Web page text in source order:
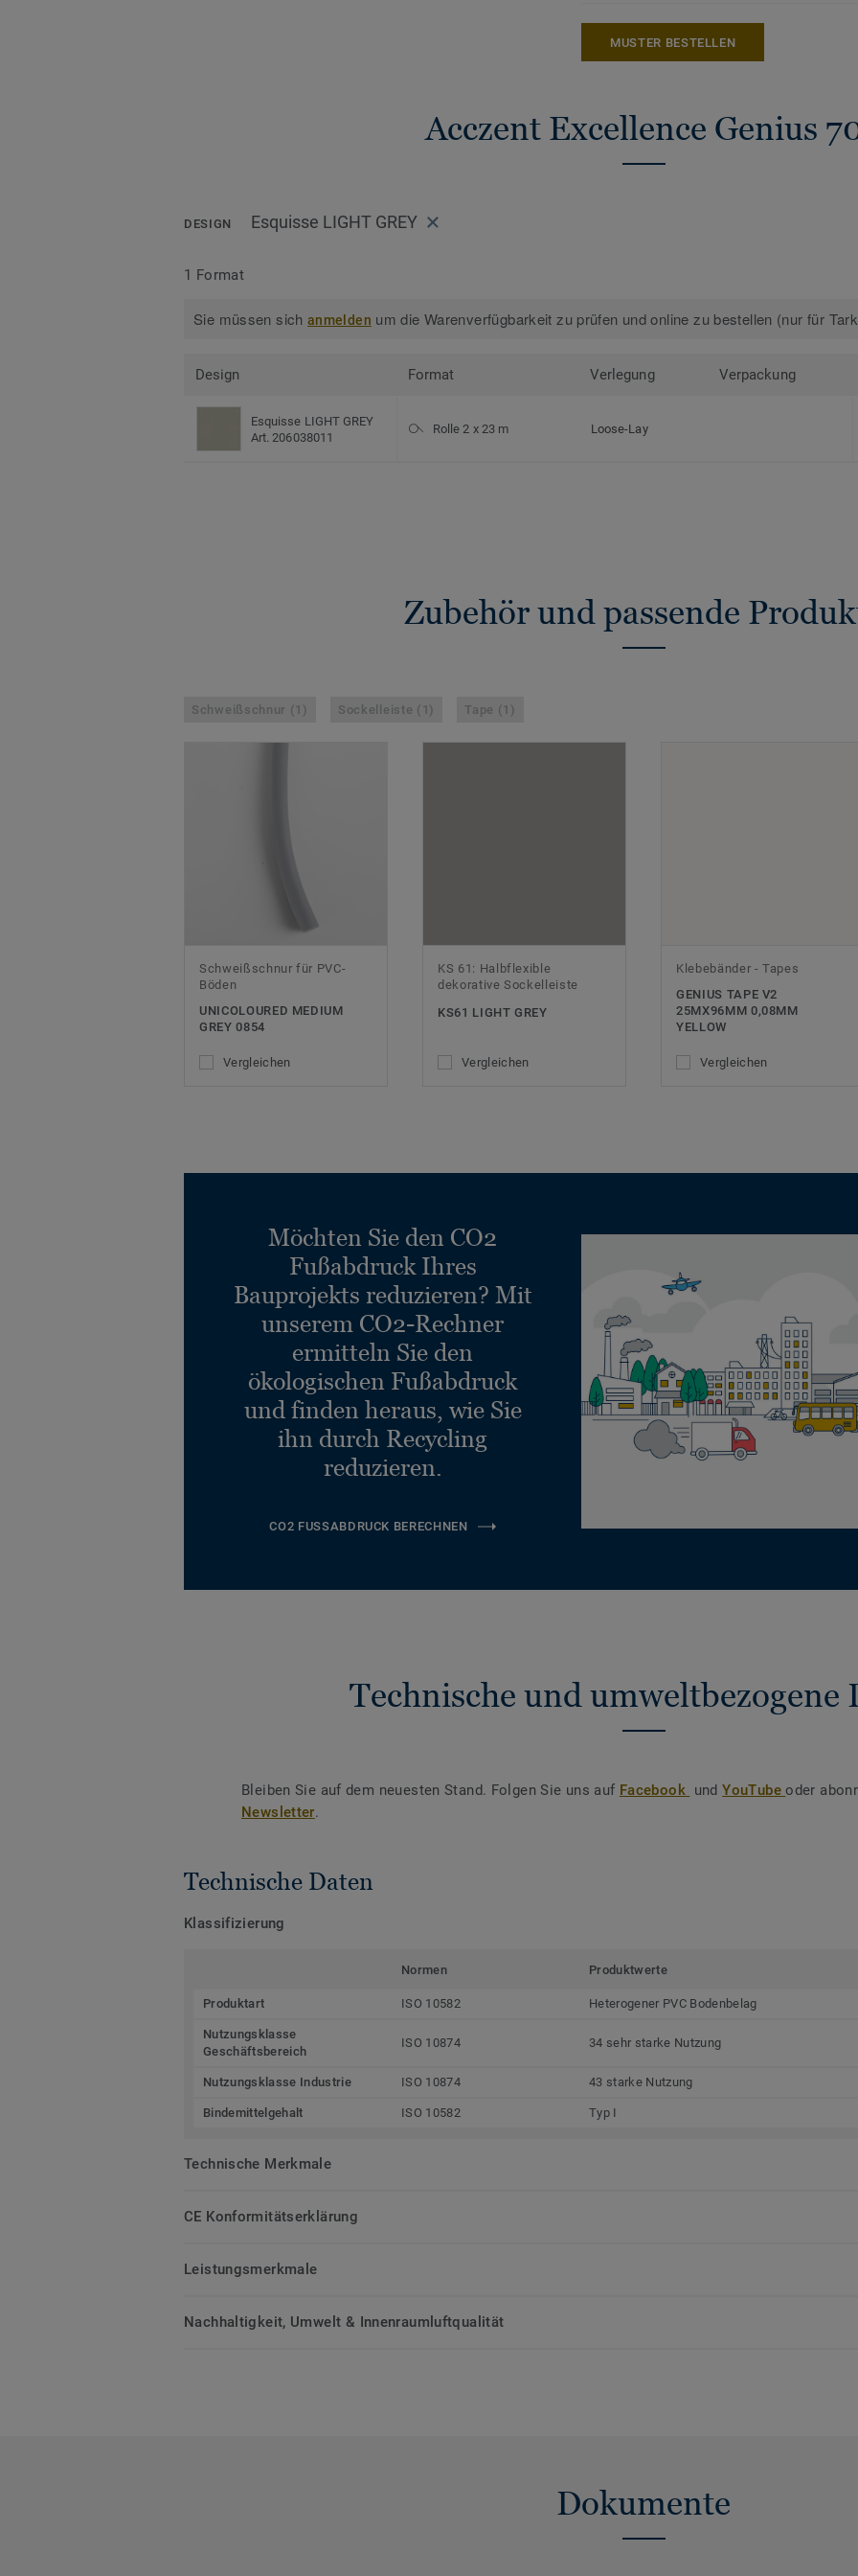
nach dem Gebrauch.
MUSTER BESTELLEN
Acczent Excellence Genius
DESIGN Esquisse LIGHT GREY
1 Format
Sie müssen sichanmelden um die Warenverfügbarkeit zu prüfen und online zu bestellen (nur für
Design Format Verlegung Verpackung
Esquisse LIGHT GREY
Art. 206038011
Rolle 2 x 23 m Loose-Lay
Zubehör und passende
Schweißschnur (1) Sockelleiste (1) Tape (1)
Schweißschnur für PVC-
Böden
UNICOLOURED MEDIUM
GREY 0854
Vergleichen
KS 61: Halbflexible
dekorative Sockelleiste
KS61 LIGHT GREY
Vergleichen
Klebebänder - Tapes
GENIUS TAPE V2
25MX96MM 0,08MM
YELLOW
Vergleichen
Möchten Sie den CO2
Fußabdruck Ihres
Bauprojekts reduzieren? Mit
unserem CO2-Rechner
ermitteln Sie den
ökologischen Fußabdruck
und finden heraus, wie Sie
ihn durch Recycling
reduzieren.
CO2 FUSSABDRUCK BERECHNEN
Technische und umweltbezogene
Bleiben Sie auf dem neuesten Stand. Folgen Sie uns auf Facebook undYouTubeoder
Newsletter.
Technische Daten
Klassifizierung
Normen Produktwerte
Produktart ISO 10582 Heterogener PVC Bodenbelag
Nutzungsklasse
Geschäftsbereich
ISO 10874 34 sehr starke Nutzung
Nutzungsklasse Industrie ISO 10874 43 starke Nutzung
Bindemittelgehalt ISO 10582 Typ I
Technische Merkmale
CE Konformitätserklärung
Leistungsmerkmale
Nachhaltigkeit, Umwelt & Innenraumluftqualität
Dokumente